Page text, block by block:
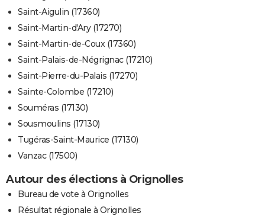
Saint-Aigulin (17360)
Saint-Martin-d'Ary (17270)
Saint-Martin-de-Coux (17360)
Saint-Palais-de-Négrignac (17210)
Saint-Pierre-du-Palais (17270)
Sainte-Colombe (17210)
Souméras (17130)
Sousmoulins (17130)
Tugéras-Saint-Maurice (17130)
Vanzac (17500)
Autour des élections à Orignolles
Bureau de vote à Orignolles
Résultat régionale à Orignolles